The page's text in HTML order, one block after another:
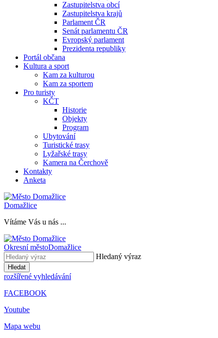
Zastupitelstva obcí
Zastupitelstva krajů
Parlament ČR
Senát parlamentu ČR
Evropský parlament
Prezidenta republiky
Portál občana
Kultura a sport
Kam za kulturou
Kam za sportem
Pro turisty
KČT
Historie
Objekty
Program
Ubytování
Turistické trasy
Lyžařské trasy
Kamera na Čerchově
Kontakty
Anketa
Domažlice
Vítáme Vás u nás ...
Okresní městoDomažlice
Hledaný výraz
Hledat
rozšířené vyhledávání
FACEBOOK
Youtube
Mapa webu